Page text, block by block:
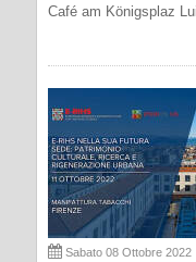
Café am Königsplaz
Sabato 08 Ottobre 2022